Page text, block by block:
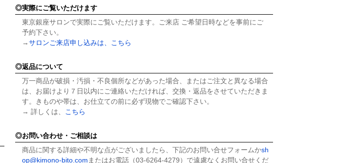
実際にご覧いただけます
東京銀座サロンで実際にご覧いただけます。ご来店 ご希望日時などを事前にご
予約下さい。
→サロンご来店申し込みは、こちら
返品について
万一商品が破損・汚損・不良個所などがあった場合、またはご注文と異なる場合
は、お届けより７日以内にご連絡いただければ、交換・返品をさせていただきま
す。きものや帯は、お仕立ての前に必ず現物でご確認下さい。
→ 詳しくは、 こちら
お問い合わせ・ご相談は
商品に関する詳細や不明な点がございましたら、下記のお問い合せフォームかsh
op@kimono-bito.comまたはお電話（03-6264-4279）で遠慮なくお問い合せくだ